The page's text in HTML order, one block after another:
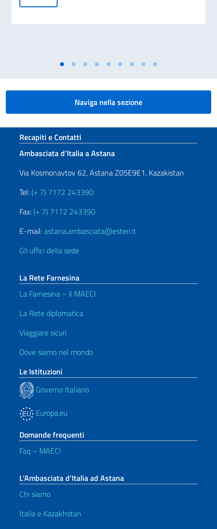
Naviga nella sezione
Sezione footer
Recapiti e Contatti
Ambasciata d’Italia a Astana
Via Kosmonavtov 62, Astana Z05E9E1, Kazakistan
Tel: (+ 7) 7172 243390
Fax: (+ 7) 7172 243390
E-mail:astana.ambasciata@esteri.it
Gli uffici della sede
La Rete Farnesina
La Farnesina – il MAECI
La Rete diplomatica
Viaggiare sicuri
Dove siamo nel mondo
Le Istituzioni
Governo Italiano
Europa.eu
Domande frequenti
Faq – MAECI
L’Ambasciata d’Italia ad Astana
Chi siamo
Italia e Kazakhstan